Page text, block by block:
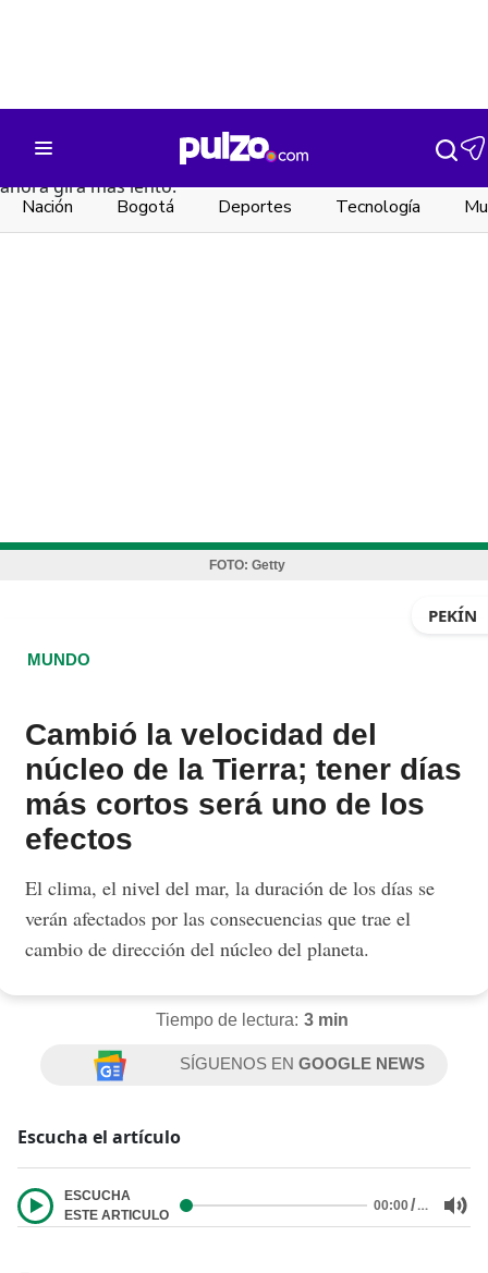
Nación Bogotá Deportes Tecnología
FOTO: Getty
PEKÍN
MUNDO
Cambió la velocidad del
núcleo de la Tierra; tener días
más cortos será uno de los
efectos
El clima, el nivel del mar, la duración de los días se
verán afectados por las consecuencias que trae el
cambio de dirección del núcleo del planeta.
Tiempo de lectura: 3 min
SÍGUENOS ENGOOGLE NEWS
Escucha el artículo
ESCUCHA
ESTE ARTICULO
00:00/…